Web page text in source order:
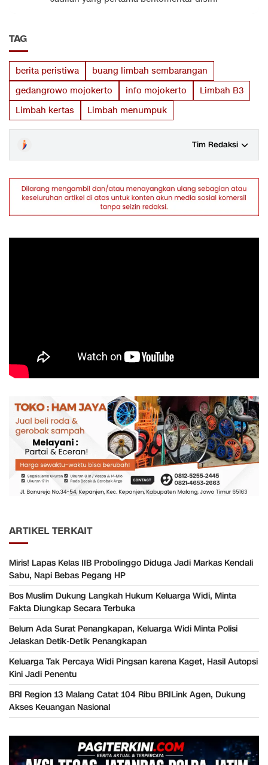
TAG
berita peristiwa
buang limbah sembarangan
gedangrowo mojokerto
info mojokerto
Limbah B3
Limbah kertas
Limbah menumpuk
Tim Redaksi
ARTIKEL TERKAIT
Miris! Lapas Kelas IIB Probolinggo Diduga Jadi Markas Kendali
Sabu, Napi Bebas Pegang HP
Bos Muslim Dukung Langkah Hukum Keluarga Widi, Minta
Fakta Diungkap Secara Terbuka
Belum Ada Surat Penangkapan, Keluarga Widi Minta Polisi
Jelaskan Detik-Detik Penangkapan
Keluarga Tak Percaya Widi Pingsan karena Kaget, Hasil Autopsi
Kini Jadi Penentu
BRI Region 13 Malang Catat 104 Ribu BRILink Agen, Dukung
Akses Keuangan Nasional